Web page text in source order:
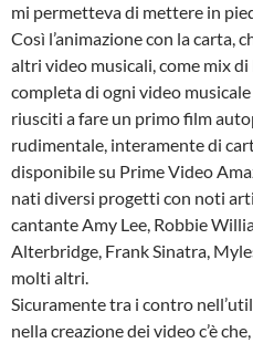
mi permetteva di mettere in
Così l’animazione con la carta,
altri video musicali, come mix
completa di ogni video
riusciti a fare un primo film
rudimentale, interamente di
disponibile su Prime Video
nati diversi progetti con noti
cantante Amy Lee, Robbie
Alterbridge, Frank Sinatra,
molti altri.
Sicuramente tra i contro
nella creazione dei video c’è